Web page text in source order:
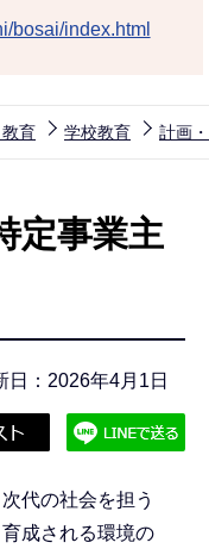
bosai/index.html
育 学校教育 計画
定事業主
日：2026年4月1日
代の社会を担う
成される環境の